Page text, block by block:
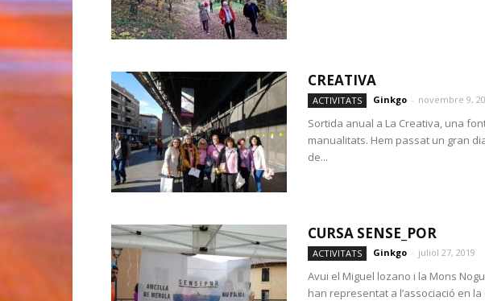
CREATIVA
ACTIVITATS Ginkgo - novembre 9,
Sortida anual a La Creativa, una
manualitats. Hem passat un gran
de...
CURSA SENSE_POR
ACTIVITATS Ginkgo - juliol 27, 2019
Avui el Miguel lozano i la Mons
han representat a l’associació en